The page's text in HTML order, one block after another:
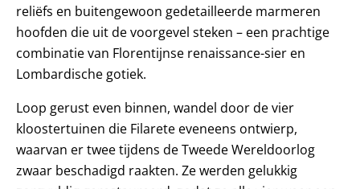
reliëfs en buitengewoon gedetailleerde marmeren
hoofden die uit de voorgevel steken – een prachtige
combinatie van Florentijnse renaissance-sier en
Lombardische gotiek.
Loop gerust even binnen, wandel door de vier
kloostertuinen die Filarete eveneens ontwierp,
waarvan er twee tijdens de Tweede Wereldoorlog
zwaar beschadigd raakten. Ze werden gelukkig